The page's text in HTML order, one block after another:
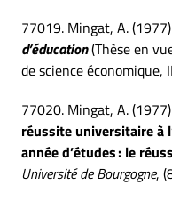
77019. Mingat, A.
d’éducation(Thèse en
de science économique,
77020. Mingat, A.
réussite universitaire à
année d’études : le
Université de Bourgogne,